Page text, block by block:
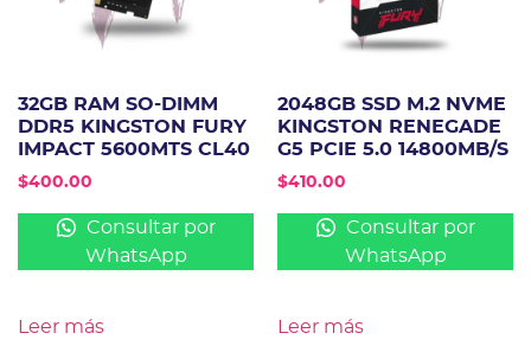
32GB RAM SO-DIMM
DDR5 KINGSTON FURY
IMPACT 5600MTS CL40
$400.00
Consultar por
WhatsApp
Leer más
2048GB SSD M.2 NVME
KINGSTON RENEGADE
G5 PCIE 5.0 14800MB/S
$410.00
Consultar por
WhatsApp
Leer más